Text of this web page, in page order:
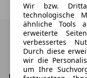
Wir bzw.
technologische
ähnliche Tools
erweiterte
verbessertes
Durch diese
wir die
um Ihre